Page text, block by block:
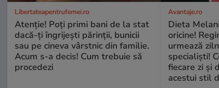
Libertateapentrufemei.ro
Atenție! Poți primi bani de la stat
dacă-ți îngrijești părinții, bunicii
sau pe cineva vârstnic din familie.
Acum s-a decis! Cum trebuie să
procedezi
Avantaje.ro
Dieta
oricine!
urmează
specialiști!
fiecare zi și
acestui stil